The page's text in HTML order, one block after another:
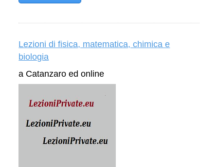
Lezioni di fisica, matematica, chimica e
biologia
a Catanzaro ed online